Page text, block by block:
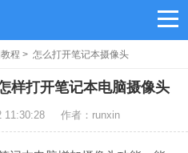
程 > 怎么打开笔记本摄像头
样打开笔记本电脑摄像头
11:30:28 作者：runxin